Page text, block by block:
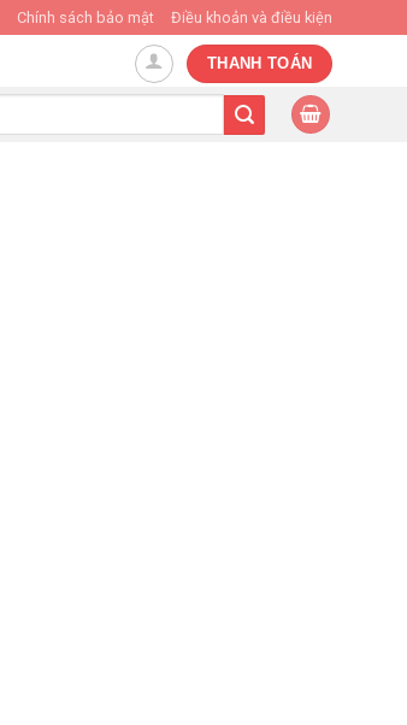
Chính sách bảo mật Điều khoản và điều kiện
THANH TOÁN